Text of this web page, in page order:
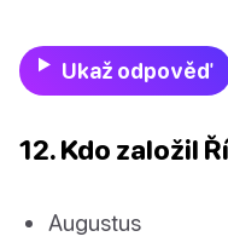
Ukaž odpověď
12. Kdo založil
Augustus